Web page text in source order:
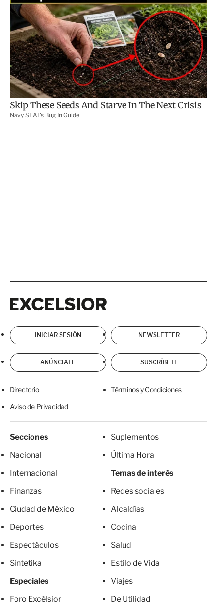
INICIAR SESIÓN NEWSLETTER
ANÚNCIATE SUSCRÍBETE
Directorio Términos y Condiciones
Aviso de Privacidad
Secciones
Nacional
Internacional
Finanzas
Ciudad de México
Deportes
Espectáculos
Sintetika
Especiales
Foro Excélsior
Suplementos
Última Hora
Temas de interés
Redes sociales
Alcaldías
Cocina
Salud
Estilo de Vida
Viajes
De Utilidad